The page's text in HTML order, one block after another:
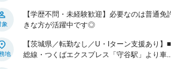
象
【学歴不問・未経験歓迎】必要なのは普通
きな方が活躍中です◎
地
【茨城県／転勤なし／U・Iターン支援あり
総線・つくばエクスプレス「守谷駅」より車